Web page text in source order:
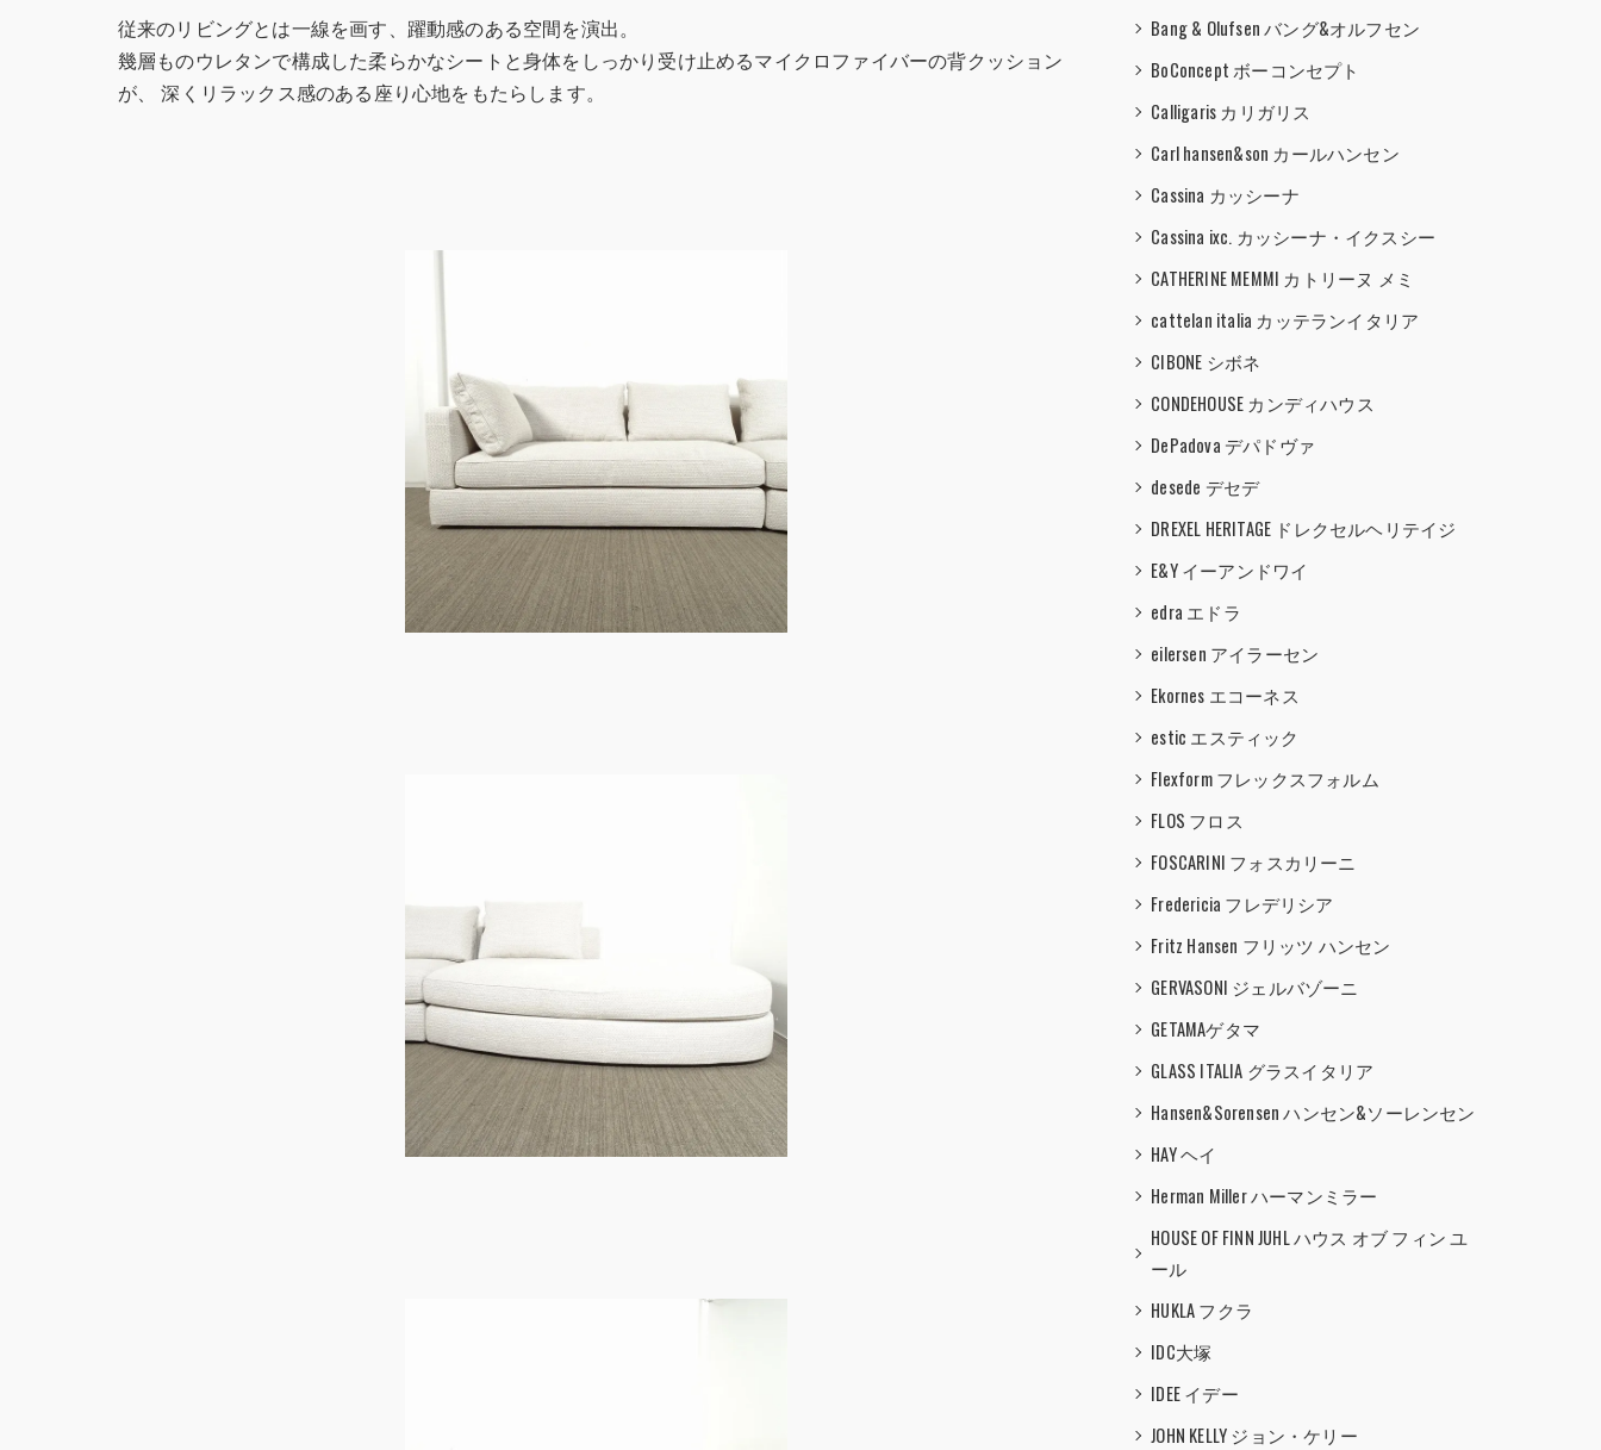
従来のリビングとは一線を画す、躍動感のある空間を演出。
幾層ものウレタンで構成した柔らかなシートと身体をしっかり受け止めるマイクロファイバーの背クッション
が、 深くリラックス感のある座り心地をもたらします。
Bang & Olufsen バング&オルフセン
BoConcept ボーコンセプト
Calligaris カリガリス
Carl hansen&son カールハンセン
Cassina カッシーナ
Cassina ixc. カッシーナ・イクスシー
CATHERINE MEMMI カトリーヌ メミ
cattelan italia カッテランイタリア
CIBONE シボネ
CONDEHOUSE カンディハウス
DePadova デパドヴァ
desede デセデ
DREXEL HERITAGE ドレクセルヘリテイジ
E&Y イーアンドワイ
edra エドラ
eilersen アイラーセン
Ekornes エコーネス
estic エスティック
Flexform フレックスフォルム
FLOS フロス
FOSCARINI フォスカリーニ
Fredericia フレデリシア
Fritz Hansen フリッツ ハンセン
GERVASONI ジェルバゾーニ
GETAMAゲタマ
GLASS ITALIA グラスイタリア
Hansen&Sorensen ハンセン&ソーレンセン
HAY ヘイ
Herman Miller ハーマンミラー
HOUSE OF FINN JUHL ハウス オブ フィン ユ
ール
HUKLA フクラ
IDC大塚
IDEE イデー
JOHN KELLY ジョン・ケリー